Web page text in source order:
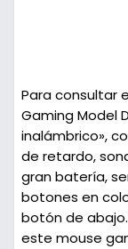
Para consultar
Gaming Model
inalámbrico»,
de retardo,
gran batería,
botones en
botón de
este mouse